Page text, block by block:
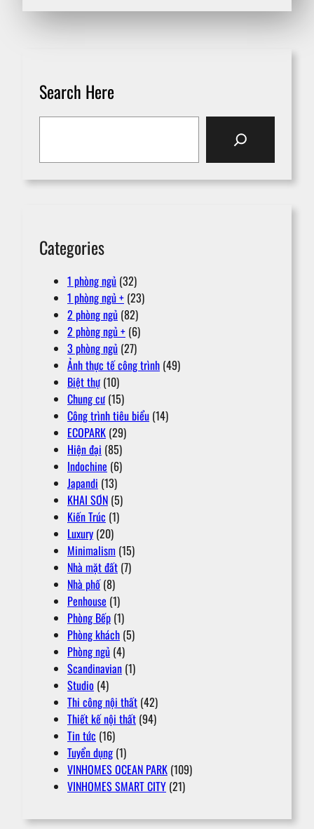
Search Here
Categories
1 phòng ngủ (32)
1 phòng ngủ + (23)
2 phòng ngủ (82)
2 phòng ngủ + (6)
3 phòng ngủ (27)
Ảnh thực tế công trình (49)
Biệt thự (10)
Chung cư (15)
Công trình tiêu biểu (14)
ECOPARK (29)
Hiện đại (85)
Indochine (6)
Japandi (13)
KHAI SƠN (5)
Kiến Trúc (1)
Luxury (20)
Minimalism (15)
Nhà mặt đất (7)
Nhà phố(8)
Penhouse (1)
Phòng Bếp (1)
Phòng khách (5)
Phòng ngủ (4)
Scandinavian (1)
Studio (4)
Thi công nội thất (42)
Thiết kế nội thất (94)
Tin tức (16)
Tuyển dụng (1)
VINHOMES OCEAN PARK (109)
VINHOMES SMART CITY (21)